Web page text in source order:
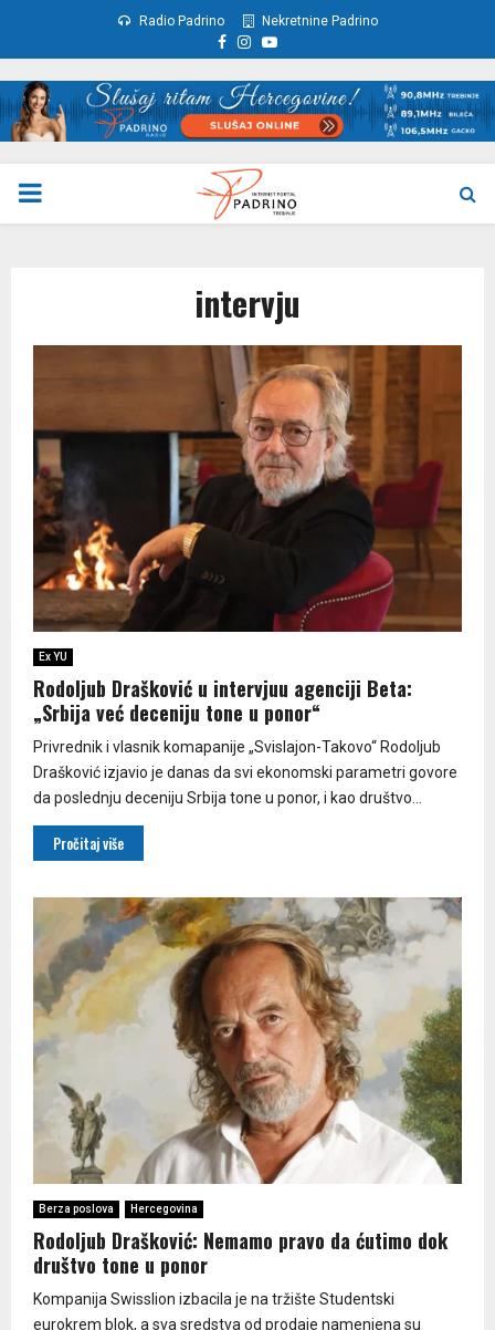
Radio Padrino Nekretnine Padrino
Facebook
Instagram
Youtube
PRIMARY
intervju
Ex YU
Rodoljub Drašković u intervjuu agenciji Beta:
„Srbija već deceniju tone u ponor“
Privrednik i vlasnik komapanije „Svislajon-Takovo“ Rodoljub
Drašković izjavio je danas da svi ekonomski parametri govore
da poslednju deceniju Srbija tone u ponor, i kao društvo...
Pročitaj više
Berza poslova Hercegovina
Rodoljub Drašković: Nemamo pravo da ćutimo dok
društvo tone u ponor
Kompanija Swisslion izbacila je na tržište Studentski
eurokrem blok, a sva sredstva od prodaje namenjena su